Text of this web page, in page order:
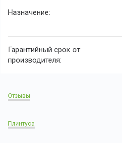
Назначение:
Гарантийный срок от
производителя:
Отзывы
Плинтуса